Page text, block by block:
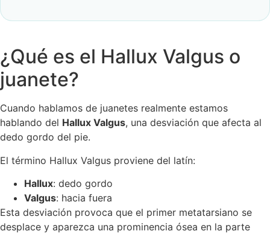
¿Qué es el Hallux Valgus o
juanete?
Cuando hablamos de juanetes realmente estamos
hablando del Hallux Valgus, una desviación que afecta al
dedo gordo del pie.
El término Hallux Valgus proviene del latín:
Hallux: dedo gordo
Valgus: hacia fuera
Esta desviación provoca que el primer metatarsiano se
desplace y aparezca una prominencia ósea en la parte